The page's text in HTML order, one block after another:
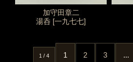
加守田章二
湯呑 [一九七七]
1 / 4 1 2 3 ...